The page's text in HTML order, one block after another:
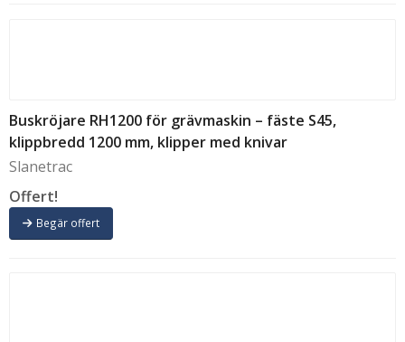
Buskröjare RH1200 för grävmaskin – fäste S45,
klippbredd 1200 mm, klipper med knivar
Slanetrac
Offert!
Begär offert